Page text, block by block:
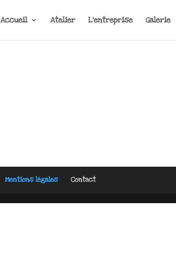
Accueil Atelier L’entreprise Galerie
Mentions légales Contact